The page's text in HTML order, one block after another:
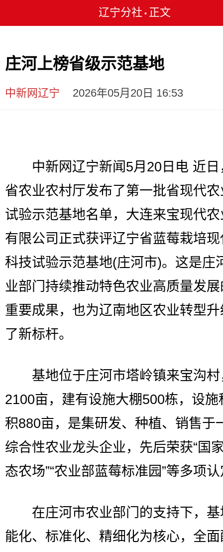
辽宁分社 • 正文
庄河上榜省级示范基地
中新网辽宁 2026年05月20日 16:53
中新网辽宁新闻5月20日电 近日
省农业农村厅发布了第一批省现代
试验示范基地名单，大连来宝现代
有限公司正式获评辽宁省蓝莓栽培
科技试验示范基地(庄河市)。这是庄
业部门持续推动特色农业高质量发
重要成果，也为辽南地区农业转型
了新标杆。
基地位于庄河市塔岭镇来宝沟村
2100亩，建有设施大棚500栋，设施
积880亩，是集研发、种植、销售于
综合性农业龙头企业，先后荣获“国
态农场”“农业部蓝莓标准园”等多项
在庄河市农业部门的支持下，基
能化、标准化、精细化为核心，全